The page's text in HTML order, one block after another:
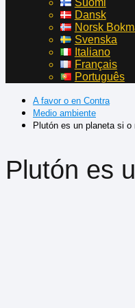
Suomi
Dansk
Norsk
Svenska
Italiano
Français
Português
A favor o en Contra
Medio ambiente
Plutón es un planeta si o
Plutón es